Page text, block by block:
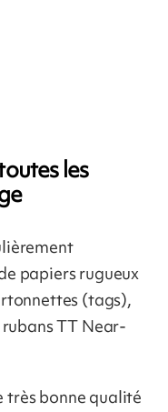
les
papiers rugueux
(tags),
TT Near-
très bonne qualité